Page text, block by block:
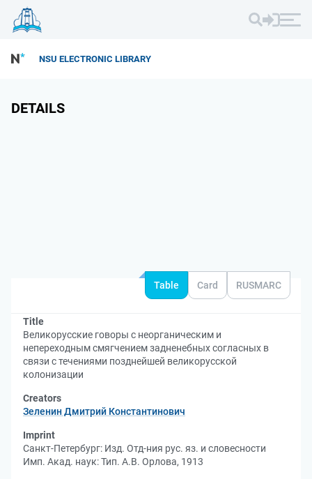
NSU ELECTRONIC LIBRARY
DETAILS
Table Card RUSMARC
Title
Великорусские говоры с неорганическим и
непереходным смягчением задненебных согласных в
связи с течениями позднейшей великорусской
колонизации
Creators
Зеленин Дмитрий Константинович
Imprint
Санкт-Петербург: Изд. Отд-ния рус. яз. и словесности
Имп. Акад. наук: Тип. А.В. Орлова, 1913